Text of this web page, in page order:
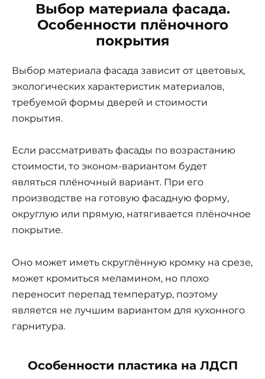
Выбор материала фасада.
Особенности плёночного
покрытия
Выбор материала фасада зависит от цветовых,
экологических характеристик материалов,
требуемой формы дверей и стоимости
покрытия.
Если рассматривать фасады по возрастанию
стоимости, то эконом-вариантом будет
являться плёночный вариант. При его
производстве на готовую фасадную форму,
округлую или прямую, натягивается плёночное
покрытие.
Оно может иметь скруглённую кромку на срезе,
может кромиться меламином, но плохо
переносит перепад температур, поэтому
является не лучшим вариантом для кухонного
гарнитура.
Особенности пластика на ЛДСП